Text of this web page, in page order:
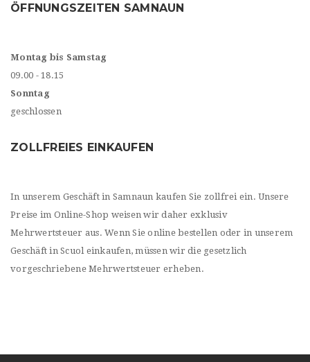
ÖFFNUNGSZEITEN SAMNAUN
Montag bis Samstag
09.00 - 18.15
Sonntag
geschlossen
ZOLLFREIES EINKAUFEN
In unserem Geschäft in Samnaun kaufen Sie zollfrei ein. Unsere
Preise im Online-Shop weisen wir daher exklusiv
Mehrwertsteuer aus. Wenn Sie online bestellen oder in unserem
Geschäft in Scuol einkaufen, müssen wir die gesetzlich
vorgeschriebene Mehrwertsteuer erheben.